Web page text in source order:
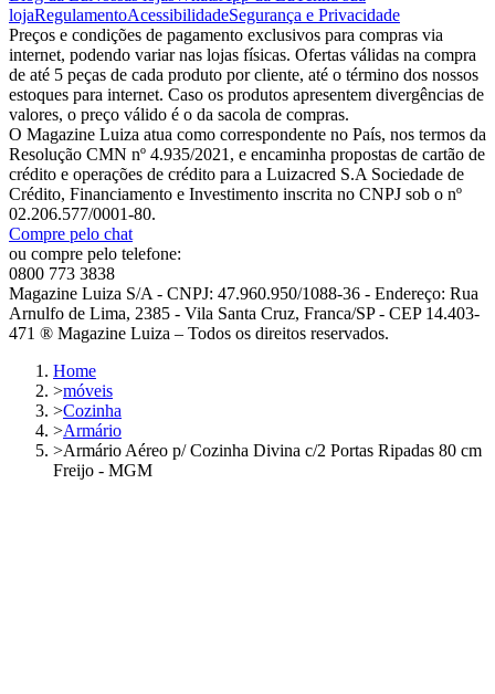
lojaRegulamentoAcessibilidadeSegurança e Privacidade
Preços e condições de pagamento exclusivos para compras via
internet, podendo variar nas lojas físicas. Ofertas válidas na compra
de até 5 peças de cada produto por cliente, até o término dos nossos
estoques para internet. Caso os produtos apresentem divergências de
valores, o preço válido é o da sacola de compras.
O Magazine Luiza atua como correspondente no País, nos termos da
Resolução CMN nº 4.935/2021, e encaminha propostas de cartão de
crédito e operações de crédito para a Luizacred S.A Sociedade de
Crédito, Financiamento e Investimento inscrita no CNPJ sob o nº
02.206.577/0001-80.
Compre pelo chat
ou compre pelo telefone:
0800 773 3838
Magazine Luiza S/A - CNPJ: 47.960.950/1088-36 - Endereço: Rua
Arnulfo de Lima, 2385 - Vila Santa Cruz, Franca/SP - CEP 14.403-
471 ® Magazine Luiza – Todos os direitos reservados.
Home
>móveis
>Cozinha
>Armário
>Armário Aéreo p/ Cozinha Divina c/2 Portas Ripadas 80 cm
Freijo - MGM